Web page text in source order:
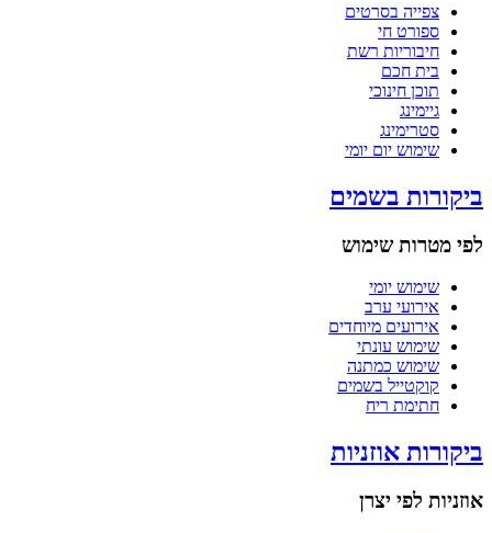
צפייה בסרטים
ספורט חי
חיבוריות רשת
בית חכם
תוכן חינוכי
גיימינג
סטרימינג
שימוש יום יומי
ביקורות בשמים
לפי מטרות שימוש
שימוש יומי
אירועי ערב
אירועים מיוחדים
שימוש עונתי
שימוש כמתנה
קוקטייל בשמים
חתימת ריח
ביקורות אוזניות
אוזניות לפי יצרן